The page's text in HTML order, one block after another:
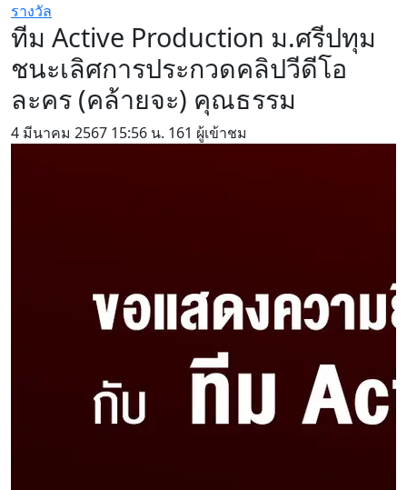
รางวัล
ทีม Active Production ม.ศรีปทุม
ชนะเลิศการประกวดคลิปวีดีโอ
ละคร (คล้ายจะ) คุณธรรม
4 มีนาคม 2567 15:56 น. 161 ผู้เข้าชม